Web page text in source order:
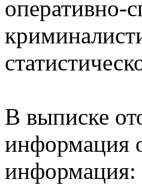
оперативно-
В выписке
информация
информация: